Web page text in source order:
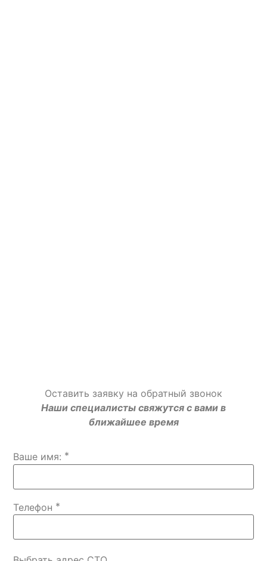
Оставить заявку на обратный звонок
Наши специалисты свяжутся с вами в
ближайшее время
Ваше имя: *
Телефон *